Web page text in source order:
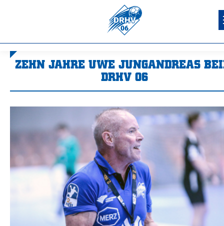
ZEHN JAHRE UWE JUNGANDREAS
DRHV 06